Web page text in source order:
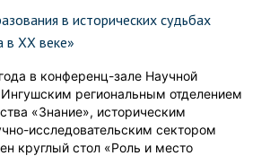
в исторических судьбах
в XX веке»
в конференц-зале Научной
региональным отделением
«Знание», историческим
исследовательским сектором
круглый стол «Роль и место